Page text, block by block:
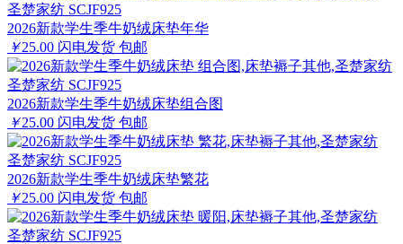
圣楚家纺 SCJF925
2026新款学生季牛奶绒床垫年华
￥25.00 闪电发货 包邮
圣楚家纺 SCJF925
2026新款学生季牛奶绒床垫组合图
￥25.00 闪电发货 包邮
圣楚家纺 SCJF925
2026新款学生季牛奶绒床垫繁花
￥25.00 闪电发货 包邮
圣楚家纺 SCJF925